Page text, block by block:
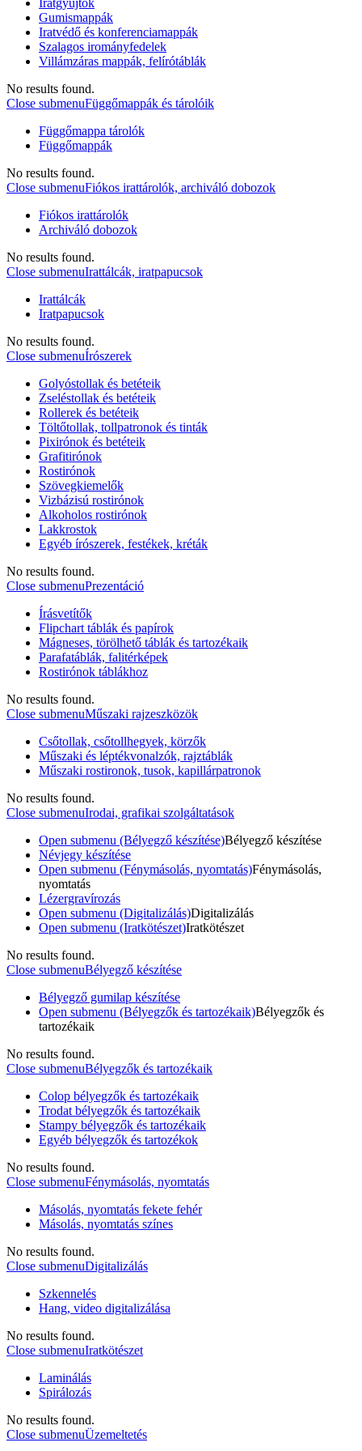
Iratgyűjtők
Gumismappák
Iratvédő és konferenciamappák
Szalagos irományfedelek
Villámzáras mappák, felírótáblák
No results found.
Close submenuFüggőmappák és tárolóik
Függőmappa tárolók
Függőmappák
No results found.
Close submenuFiókos irattárolók, archiváló dobozok
Fiókos irattárolók
Archiváló dobozok
No results found.
Close submenuIrattálcák, iratpapucsok
Irattálcák
Iratpapucsok
No results found.
Close submenuÍrószerek
Golyóstollak és betéteik
Zseléstollak és betéteik
Rollerek és betéteik
Töltőtollak, tollpatronok és tinták
Pixirónok és betéteik
Grafitirónok
Rostirónok
Szövegkiemelők
Vizbázisú rostirónok
Alkoholos rostirónok
Lakkrostok
Egyéb írószerek, festékek, kréták
No results found.
Close submenuPrezentáció
Írásvetítők
Flipchart táblák és papírok
Mágneses, törölhető táblák és tartozékaik
Parafatáblák, falitérképek
Rostirónok táblákhoz
No results found.
Close submenuMűszaki rajzeszközök
Csőtollak, csőtollhegyek, körzők
Műszaki és léptékvonalzók, rajztáblák
Műszaki rostironok, tusok, kapillárpatronok
No results found.
Close submenuIrodai, grafikai szolgáltatások
Open submenu (Bélyegző készítése)Bélyegző készítése
Névjegy készítése
Open submenu (Fénymásolás, nyomtatás)Fénymásolás,
nyomtatás
Lézergravírozás
Open submenu (Digitalizálás)Digitalizálás
Open submenu (Iratkötészet)Iratkötészet
No results found.
Close submenuBélyegző készítése
Bélyegző gumilap készítése
Open submenu (Bélyegzők és tartozékaik)Bélyegzők és
tartozékaik
No results found.
Close submenuBélyegzők és tartozékaik
Colop bélyegzők és tartozékaik
Trodat bélyegzők és tartozékaik
Stampy bélyegzők és tartozékaik
Egyéb bélyegzők és tartozékok
No results found.
Close submenuFénymásolás, nyomtatás
Másolás, nyomtatás fekete fehér
Másolás, nyomtatás színes
No results found.
Close submenuDigitalizálás
Szkennelés
Hang, video digitalizálása
No results found.
Close submenuIratkötészet
Laminálás
Spirálozás
No results found.
Close submenuÜzemeltetés